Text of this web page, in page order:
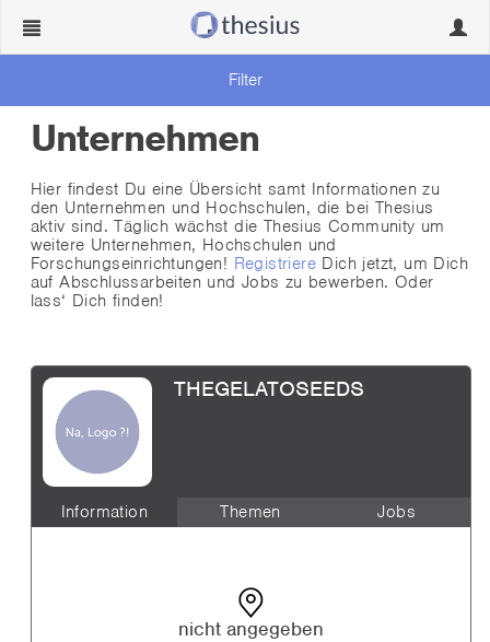
Navigation
Filter
Unternehmen
Hier findest Du eine Übersicht samt Informationen zu
den Unternehmen und Hochschulen, die bei Thesius
aktiv sind. Täglich wächst die Thesius Community um
weitere Unternehmen, Hochschulen und
Forschungseinrichtungen! RegistriereDich jetzt, um Dich
auf Abschlussarbeiten und Jobs zu bewerben. Oder
lass‘ Dich finden!
THEGELATOSEEDS
Information Themen Jobs
nicht angegeben